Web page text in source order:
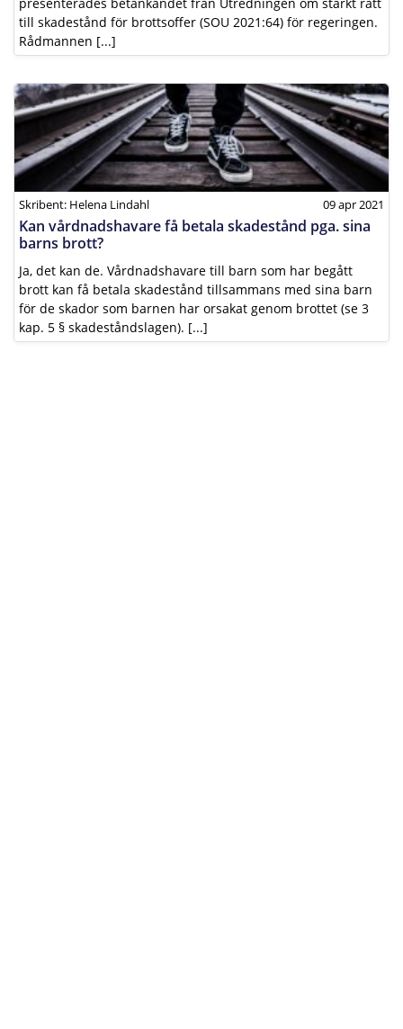
till skadestånd för brottsoffer (SOU 2021:64) för regeringen.
Rådmannen [...]
Skribent: Helena Lindahl 09 apr 2021
Kan vårdnadshavare få betala skadestånd pga. sina
barns brott?
Ja, det kan de. Vårdnadshavare till barn som har begått
brott kan få betala skadestånd tillsammans med sina barn
för de skador som barnen har orsakat genom brottet (se 3
kap. 5 § skadeståndslagen). [...]